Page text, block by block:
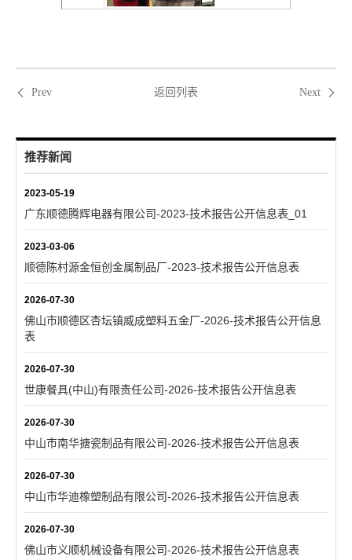
Prev 返回列表 Next
推荐新闻
2023-05-19
广东顺德腾辉电器有限公司-2023-技术报告公开信息表_01
2023-03-06
顺德陈村源金恒创金属制品厂-2023-技术报告公开信息表
2026-07-30
佛山市顺德区杏坛镇威成塑料五金厂-2026-技术报告公开信息
表
2026-07-30
世康餐具(中山)有限责任公司-2026-技术报告公开信息表
2026-07-30
中山市南华搪瓷制品有限公司-2026-技术报告公开信息表
2026-07-30
中山市华迪橡塑制品有限公司-2026-技术报告公开信息表
2026-07-30
佛山市义顺机械设备有限公司-2026-技术报告公开信息表